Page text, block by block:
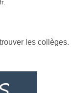
les collèges.